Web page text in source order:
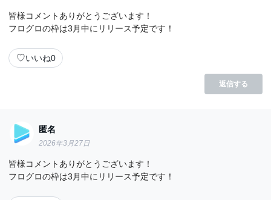
皆様コメントありがとうございます！
フログロの枠は3月中にリリース予定です！
♡いいね0
返信する
匿名
2026年3月27日
皆様コメントありがとうございます！
フログロの枠は3月中にリリース予定です！